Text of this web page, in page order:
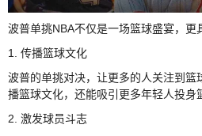
波普单挑NBA不仅是一场篮球盛宴，更
1. 传播篮球文化
波普的单挑对决，让更多的人关注到篮
播篮球文化，还能吸引更多年轻人投身
2. 激发球员斗志